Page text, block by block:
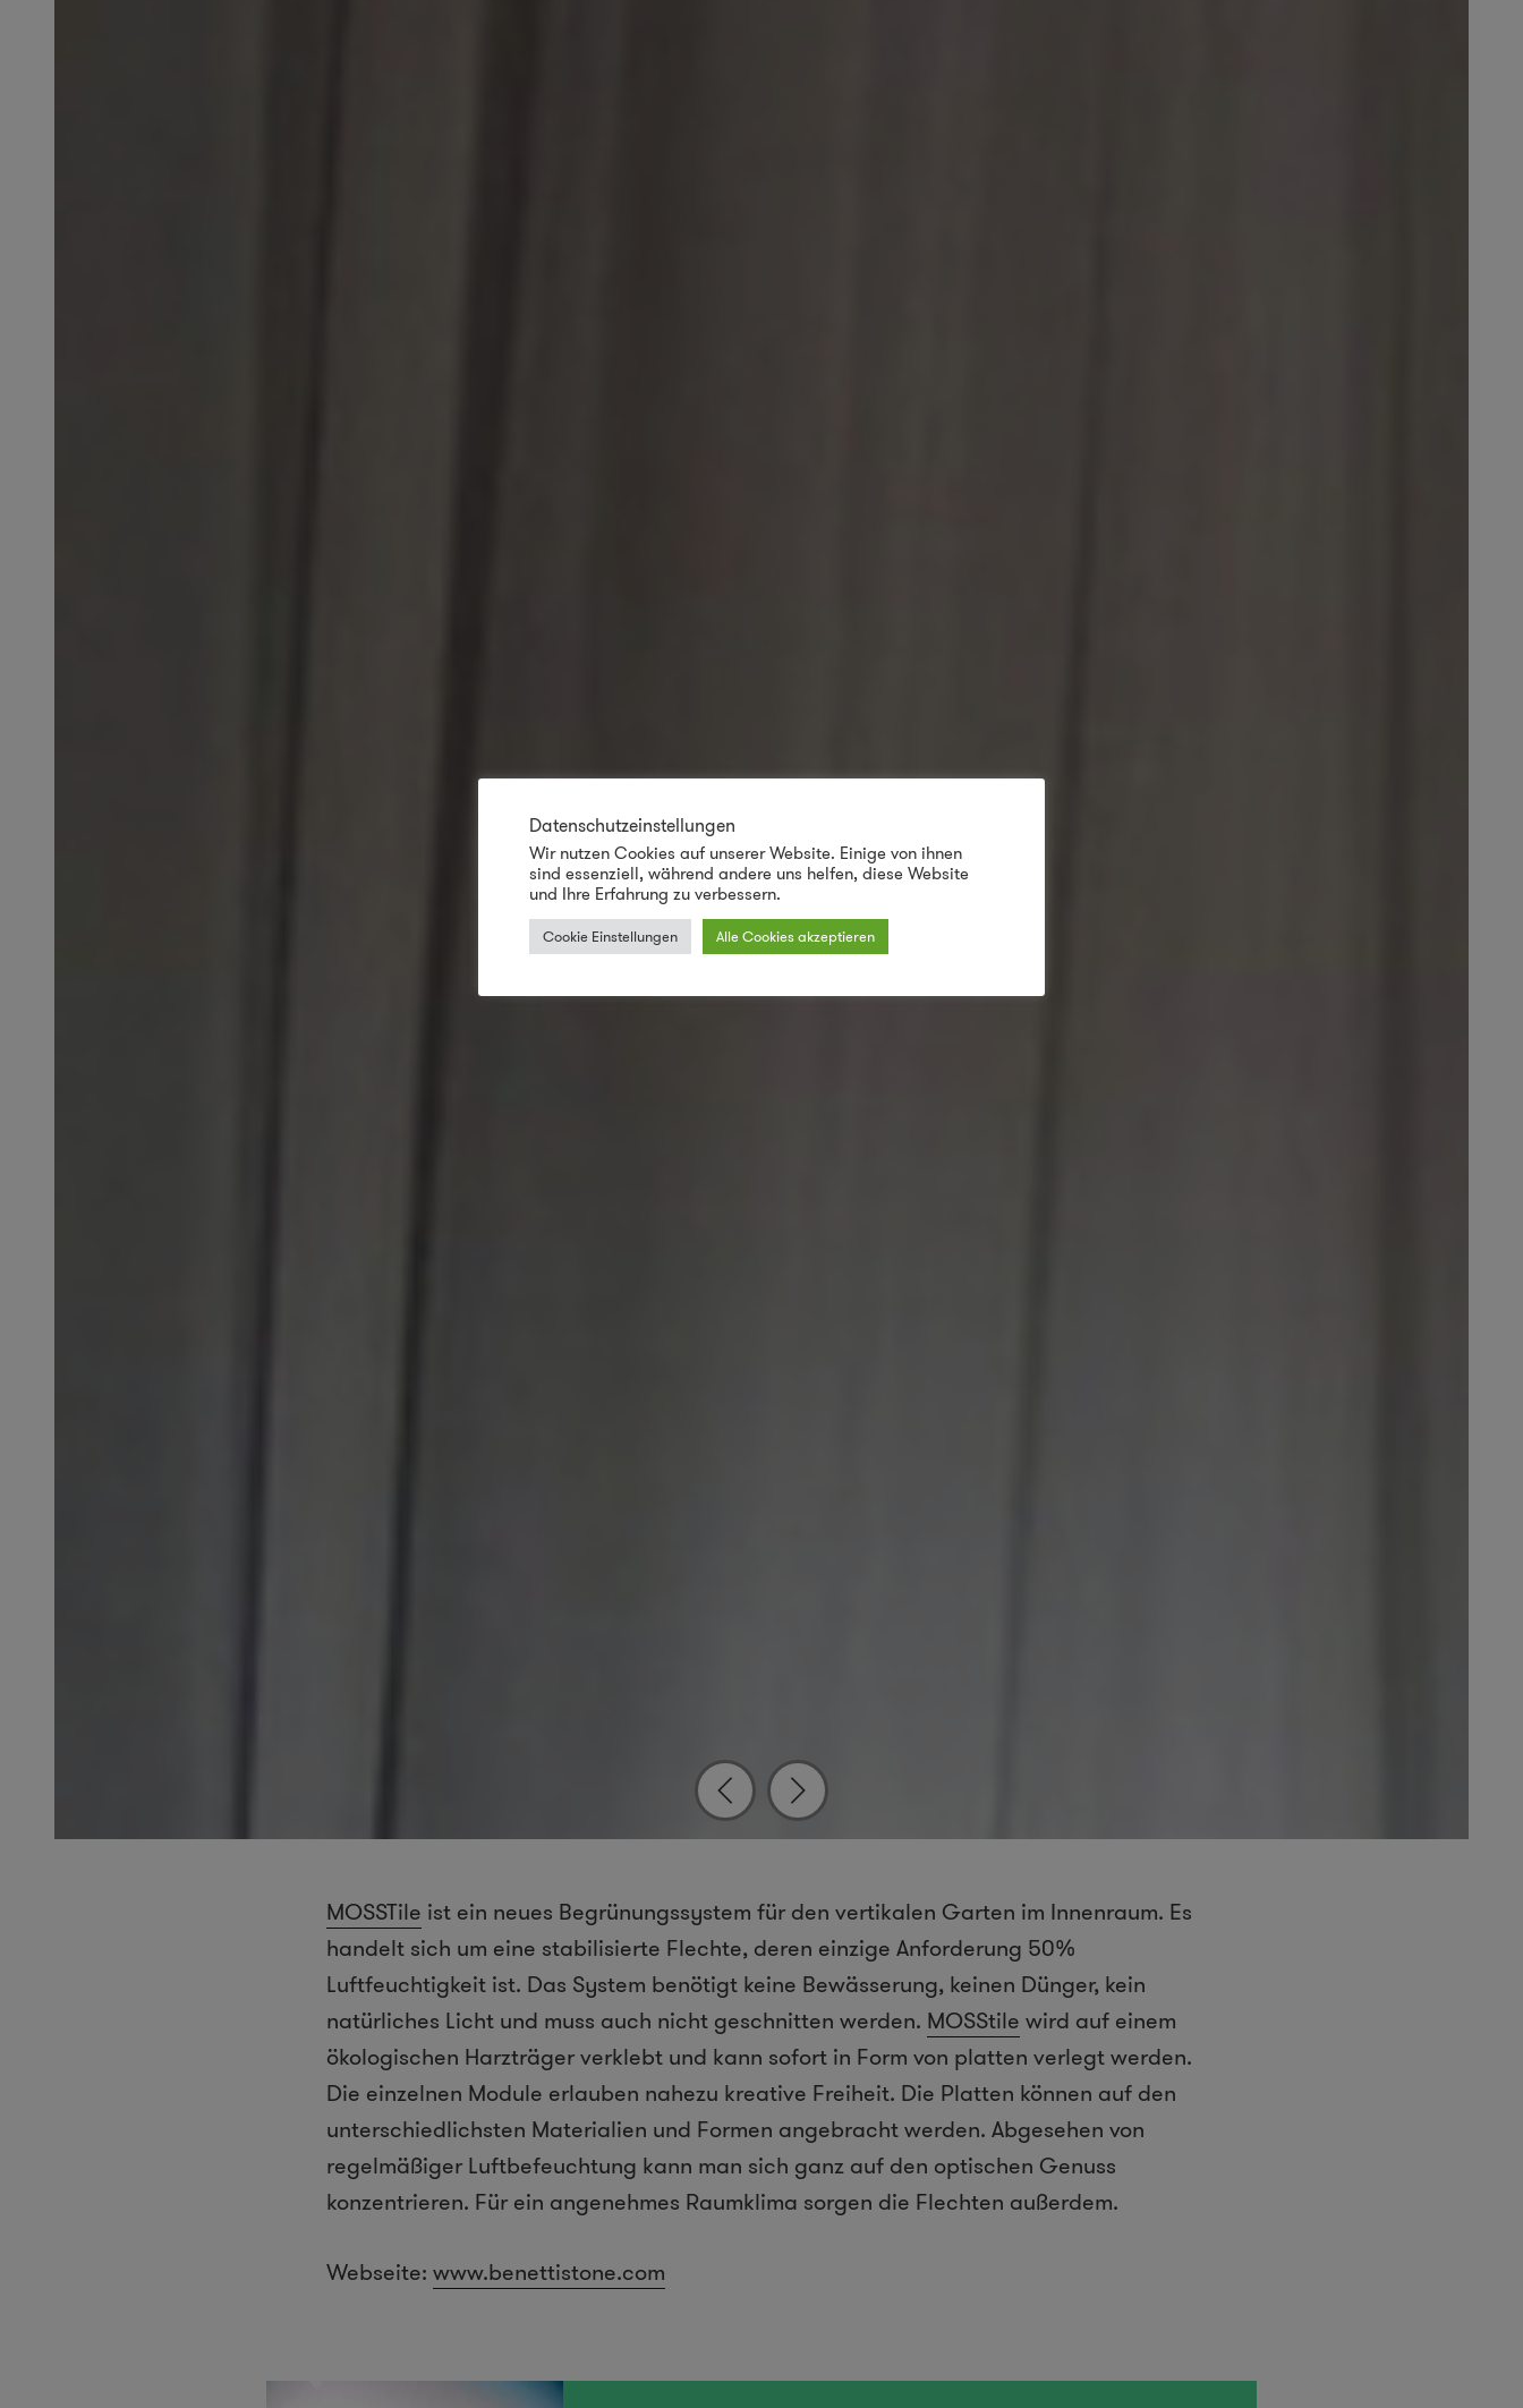
MOSSTile ist ein neues Begrünungssystem für den vertikalen Garten im Innenraum. Es
handelt sich um eine stabilisierte Flechte, deren einzige Anforderung 50%
Luftfeuchtigkeit ist. Das System benötigt keine Bewässerung, keinen Dünger, kein
natürliches Licht und muss auch nicht geschnitten werden. MOSStile wird auf einem
ökologischen Harzträger verklebt und kann sofort in Form von platten verlegt werden.
Die einzelnen Module erlauben nahezu kreative Freiheit. Die Platten können auf den
unterschiedlichsten Materialien und Formen angebracht werden. Abgesehen von
regelmäßiger Luftbefeuchtung kann man sich ganz auf den optischen Genuss
konzentrieren. Für ein angenehmes Raumklima sorgen die Flechten außerdem.
Webseite: www.benettistone.com
Datenschutzeinstellungen
Wir nutzen Cookies auf unserer Website. Einige von ihnen
sind essenziell, während andere uns helfen, diese Website
und Ihre Erfahrung zu verbessern.
Cookie Einstellungen Alle Cookies akzeptieren